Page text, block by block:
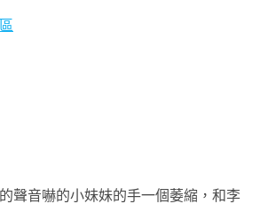
聲音嚇的小妹妹的手一個萎縮，和李